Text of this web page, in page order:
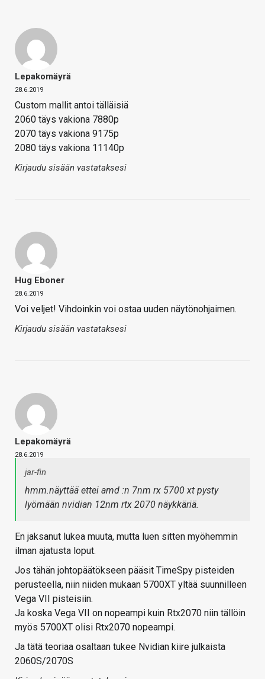
Lepakomäyrä
28.6.2019
Custom mallit antoi tälläisiä
2060 täys vakiona 7880p
2070 täys vakiona 9175p
2080 täys vakiona 11140p
Kirjaudu sisään vastataksesi
Hug Eboner
28.6.2019
Voi veljet! Vihdoinkin voi ostaa uuden näytönohjaimen.
Kirjaudu sisään vastataksesi
Lepakomäyrä
28.6.2019
jar-fin
hmm.näyttää ettei amd :n 7nm rx 5700 xt pysty
lyömään nvidian 12nm rtx 2070 näykkäriä.
En jaksanut lukea muuta, mutta luen sitten myöhemmin
ilman ajatusta loput.
Jos tähän johtopäätökseen pääsit TimeSpy pisteiden
perusteella, niin niiden mukaan 5700XT yltää suunnilleen
Vega VII pisteisiin.
Ja koska Vega VII on nopeampi kuin Rtx2070 niin tällöin
myös 5700XT olisi Rtx2070 nopeampi.
Ja tätä teoriaa osaltaan tukee Nvidian kiire julkaista
2060S/2070S